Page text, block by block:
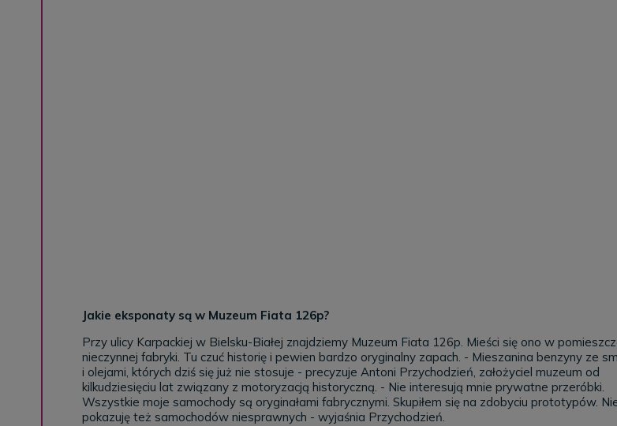
Jakie eksponaty są w Muzeum Fiata 126p?
Przy ulicy Karpackiej w Bielsku-Białej znajdziemy Muzeum Fiata 126p. Mieści się ono w
nieczynnej fabryki. Tu czuć historię i pewien bardzo oryginalny zapach. - Mieszanina benzyny ze
i olejami, których dziś się już nie stosuje - precyzuje Antoni Przychodzień, założyciel muzeum od
kilkudziesięciu lat związany z motoryzacją historyczną. - Nie interesują mnie prywatne przeróbki.
Wszystkie moje samochody są oryginałami fabrycznymi. Skupiłem się na zdobyciu prototypów.
pokazuję też samochodów niesprawnych - wyjaśnia Przychodzień.